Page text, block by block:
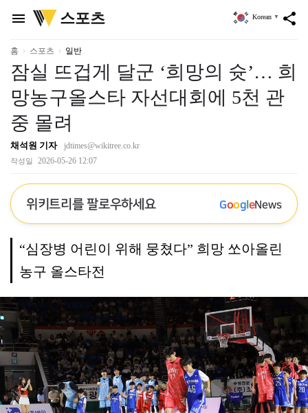
menu
위
키
리
스포츠 share
Korean ▼
홈 스포츠 일반
잠실 뜨겁게 달군 ‘희망의 슛’… 희
망농구올스타 자선대회에 5천 관
중 몰려
채석원 기자 jdtimes@wikitree.co.kr
작성일 2026-05-26 12:07
위키트리를 팔로우하세요 GoogleNews
“심장병 어린이 위해 뭉쳤다” 희망 쏘아올린
농구 올스타전